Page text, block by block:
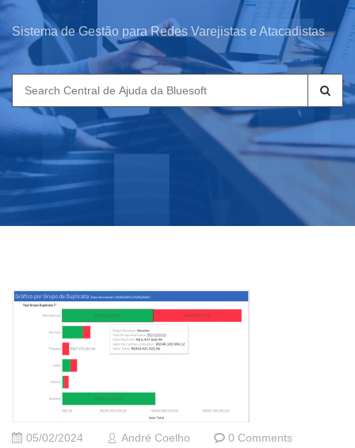
Sistema de Gestão para Redes Varejistas e Atacadistas
Search
for:
05/02/2024 André Coelho 0 Comments